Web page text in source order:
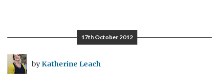
17th October 2012
byKatherine Leach